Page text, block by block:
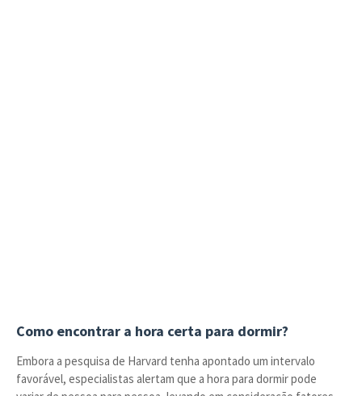
Como encontrar a hora certa para dormir?
Embora a pesquisa de Harvard tenha apontado um intervalo
favorável, especialistas alertam que a hora para dormir pode